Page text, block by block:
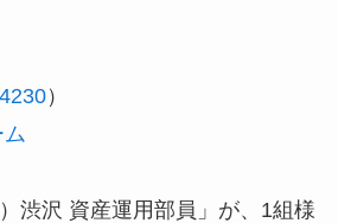
）
渋沢 資産運用部員」が、1組様